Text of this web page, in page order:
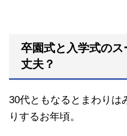
卒園式と入学式の
丈夫？
30代ともなるとまわりは
りするお年頃。